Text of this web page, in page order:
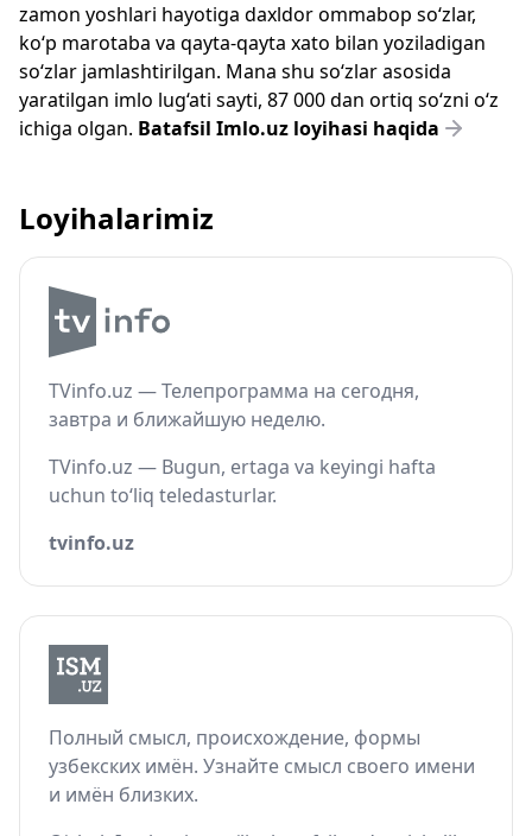
zamon yoshlari hayotiga daxldor ommabop so‘zlar,
ko‘p marotaba va qayta-qayta xato bilan yoziladigan
so‘zlar jamlashtirilgan. Mana shu so‘zlar asosida
yaratilgan imlo lug‘ati sayti, 87 000 dan ortiq so‘zni o‘z
ichiga olgan. Batafsil Imlo.uz loyihasi haqida
Loyihalarimiz
TVinfo.uz — Телепрограмма на сегодня,
завтра и ближайшую неделю.
TVinfo.uz — Bugun, ertaga va keyingi hafta
uchun to‘liq teledasturlar.
tvinfo.uz
Полный смысл, происхождение, формы
узбекских имён. Узнайте смысл своего имени
и имён близких.